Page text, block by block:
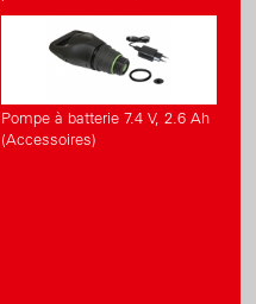
Pompe à batterie 7.4 V, 2.6 Ah
(Accessoires)